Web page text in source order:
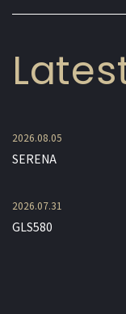
2026.08.05
SERENA
2026.07.31
GLS580